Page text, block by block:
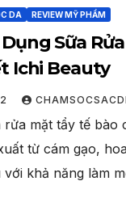
DA REVIEW MỸ PHẨM
Sữa
Ichi Beauty
rửa mặt tẩy tế bào
từ cám gạo,
với khả năng làm